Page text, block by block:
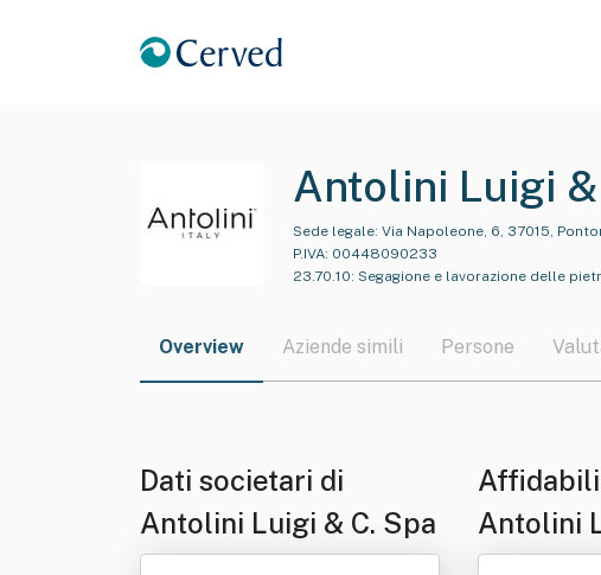
Antolini Luigi &
Sede legale: Via Napoleone, 6, 37015,
P.IVA: 00448090233
23.70.10: Segagione e lavorazione delle
Overview Aziende simili Persone
Dati societari di
Antolini Luigi & C. Spa
Antolini